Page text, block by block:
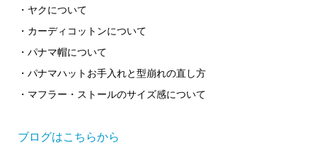
・ヤクについて
・カーディコットンについて
・パナマ帽について
・パナマハットお手入れと型崩れの直し方
・マフラー・ストールのサイズ感について
ブログはこちらから